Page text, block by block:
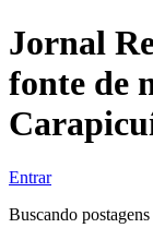
Jornal
fonte de
Entrar
Buscando